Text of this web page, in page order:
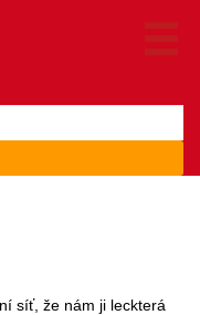
síť, že nám ji leckterá